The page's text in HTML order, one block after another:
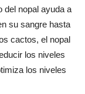
del nopal ayuda a
su sangre hasta
cactos, el nopal
los niveles
los niveles